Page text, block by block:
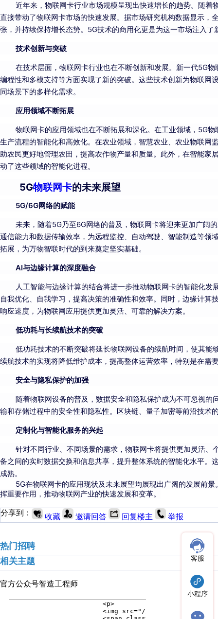
近年来，物联网卡行业市场规模呈现出快速增长的趋势。随着
直接带动了物联网卡市场的快速发展。据市场研究机构数据显示
张，并持续保持增长态势。5G技术的商用化更是为这一市场注入
技术创新与突破
在技术层面，物联网卡行业也在不断创新和发展。新一代5G物
编程性和多模支持等方面实现了新的突破。这些技术创新为物联
同场景下的多样化需求。
应用领域不断拓展
物联网卡的应用领域也在不断拓展和深化。在工业领域，5G物
生产流程的智能化和高效化。在农业领域，智慧农业、农业物联
助农民更好地管理农田，提高农作物产量和质量。此外，在智能
动了这些领域的智能化进程。
5G物联网卡的未来展望
5G/6G网络的赋能
未来，随着5G乃至6G网络的普及，物联网卡将迎来更加广阔
通信能力和数据传输效率，为远程监控、自动驾驶、智能制造等
拓展，为万物智联时代的到来奠定坚实基础。
AI与边缘计算的深度融合
人工智能与边缘计算的结合将进一步推动物联网卡的智能化发
自我优化、自我学习，提高决策的准确性和效率。同时，边缘计
响应速度，为物联网应用提供更加灵活、可靠的解决方案。
低功耗与长续航技术的突破
低功耗技术的不断突破将延长物联网设备的续航时间，使其能
续航技术的实现将降低维护成本，提高整体运营效率，特别是在
安全与隐私保护的加强
随着物联网设备的普及，数据安全和隐私保护成为不可忽视的
输和存储过程中的安全性和隐私性。区块链、量子加密等前沿技术
定制化与智能化服务的兴起
针对不同行业、不同场景的需求，物联网卡将提供更加灵活、
备之间的实时数据交换和信息共享，提升整体系统的智能化水平
成熟。
5G在物联网卡的应用现状及未来展望均展现出广阔的发展前
挥重要作用，推动物联网产业的快速发展和变革。
分享到： 收藏 邀请回答 回复楼主 举报
热门招聘
相关主题
官方公众号智造工程师
客服
小程序